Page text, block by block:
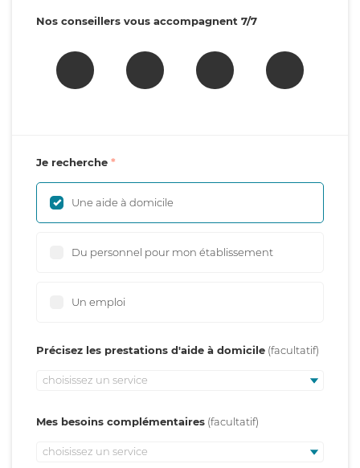
Nos conseillers vous accompagnent 7/7
Je recherche
Une aide à domicile
Du personnel pour mon établissement
Un emploi
Précisez les prestations d'aide à domicile
choisissez un service
Mes besoins complémentaires
choisissez un service